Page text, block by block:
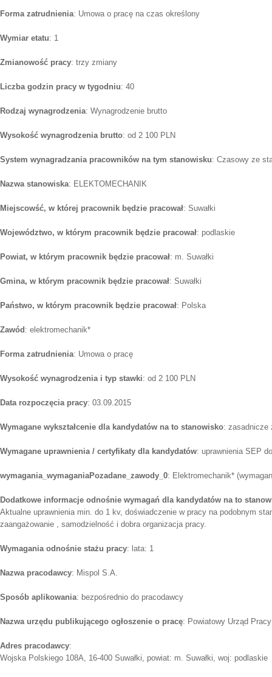
Forma zatrudnienia: Umowa o pracę na czas określony
Wymiar etatu: 1
Zmianowość pracy: trzy zmiany
Liczba godzin pracy w tygodniu: 40
Rodzaj wynagrodzenia: Wynagrodzenie brutto
Wysokość wynagrodzenia brutto: od 2 100 PLN
System wynagradzania pracowników na tym stanowisku: Czasowy ze
Nazwa stanowiska: ELEKTOMECHANIK
Miejscowść, w której pracownik będzie pracował: Suwałki
Województwo, w którym pracownik będzie pracował: podlaskie
Powiat, w którym pracownik będzie pracował: m. Suwałki
Gmina, w którym pracownik będzie pracował: Suwałki
Państwo, w którym pracownik będzie pracował: Polska
Zawód : elektromechanik*
Forma zatrudnienia: Umowa o pracę
Wysokość wynagrodzenia i typ stawki: od 2 100 PLN
Data rozpoczęcia pracy: 03.09.2015
Wymagane wykształcenie dla kandydatów na to stanowisko: zasadnicze
Wymagane uprawnienia / certyfikaty dla kandydatów: uprawnienia SEP
wymagania_wymaganiaPozadane_zawody_0: Elektromechanik*
Dodatkowe informacje odnośnie wymagań dla kandydatów na to
Aktualne uprawnienia min. do 1 kv, doświadczenie w pracy na podobnym
zaangażowanie , samodzielność i dobra organizacja pracy.
Wymagania odnośnie stażu pracy: lata: 1
Nazwa pracodawcy: Mispol S.A.
Sposób aplikowania: bezpośrednio do pracodawcy
Nazwa urzędu publikującego ogłoszenie o pracę: Powiatowy Urząd
Adres pracodawcy:
Wojska Polskiego 108A, 16-400 Suwałki, powiat: m. Suwałki, woj: podlaskie